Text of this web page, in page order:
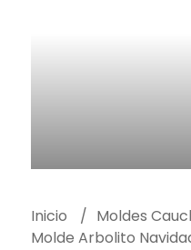
Inicio
Moldes
Molde Arbolito